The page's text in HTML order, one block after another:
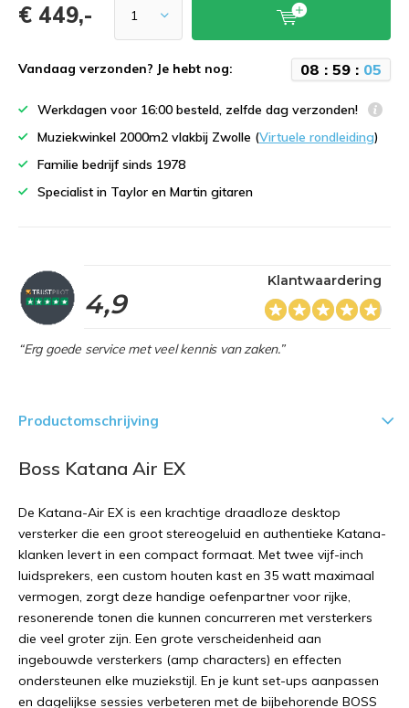
€ 449,-
Vandaag verzonden? Je hebt nog: 08 : 59 : 04
Werkdagen voor 16:00 besteld, zelfde dag verzonden!
Muziekwinkel 2000m2 vlakbij Zwolle (Virtuele rondleiding)
Familie bedrijf sinds 1978
Specialist in Taylor en Martin gitaren
4,9
Klantwaardering
“Erg goede service met veel kennis van zaken.”
Productomschrijving
Boss Katana Air EX
De Katana-Air EX is een krachtige draadloze desktop
versterker die een groot stereogeluid en authentieke Katana-
klanken levert in een compact formaat. Met twee vijf-inch
luidsprekers, een custom houten kast en 35 watt maximaal
vermogen, zorgt deze handige oefenpartner voor rijke,
resonerende tonen die kunnen concurreren met versterkers
die veel groter zijn. Een grote verscheidenheid aan
ingebouwde versterkers (amp characters) en effecten
ondersteunen elke muziekstijl. En je kunt set-ups aanpassen
en dagelijkse sessies verbeteren met de bijbehorende BOSS